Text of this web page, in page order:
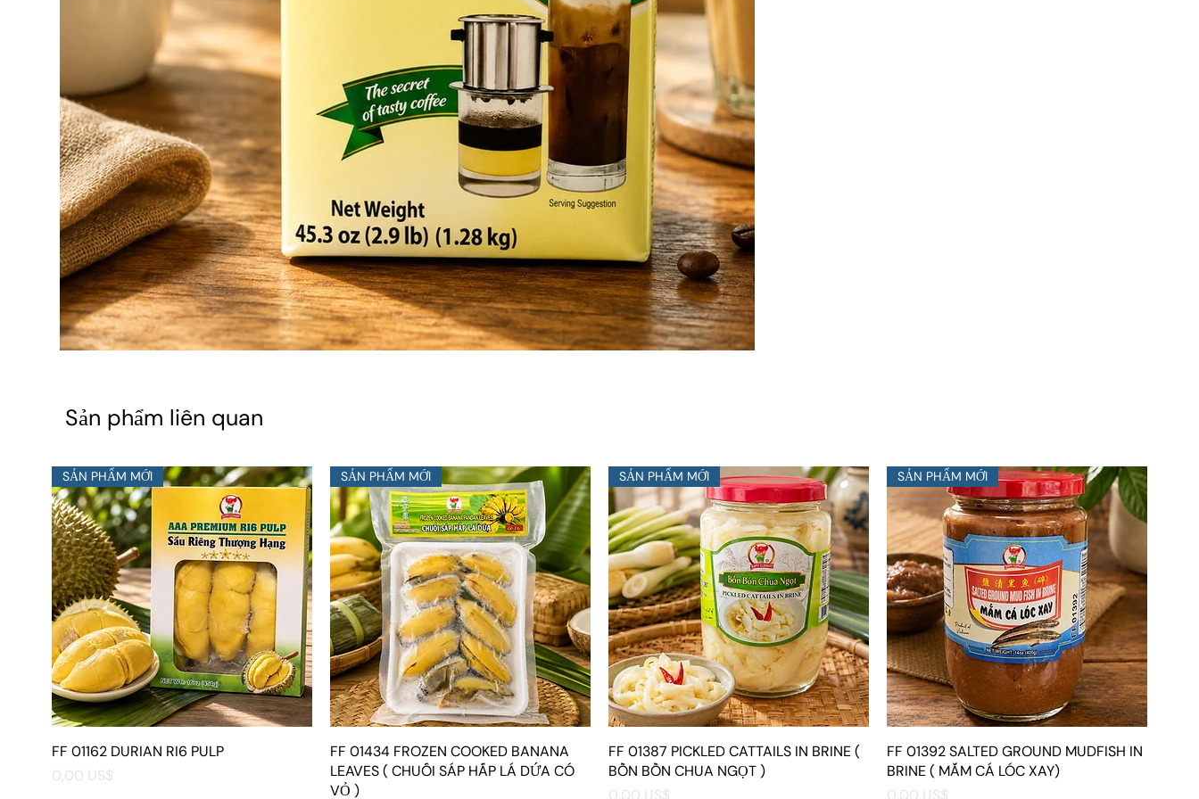
Sản phẩm liên quan
Xem nhanh
SẢN PHẨM MỚI
FF 01162 DURIAN RI6 PULP
Giá
0,00 US$
Xem nhanh
SẢN PHẨM MỚI
FF 01434 FROZEN COOKED BANANA
LEAVES ( CHUỐI SÁP HẤP LÁ DỨA CÓ
VỎ )
Xem nhanh
SẢN PHẨM MỚI
FF 01387 PICKLED CATTAILS IN BRINE (
BỒN BỒN CHUA NGỌT )
Giá
0,00 US$
Xem nhanh
SẢN PHẨM MỚI
FF 01392 SALTED GROUND MUDFISH IN
BRINE ( MẮM CÁ LÓC XAY)
Giá
0,00 US$